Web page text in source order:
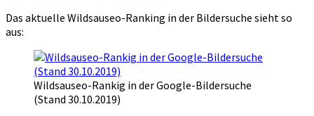
Das aktuelle Wildsauseo-Ranking in der Bildersuche sieht so
aus:
Wildsauseo-Rankig in der Google-Bildersuche
(Stand 30.10.2019)